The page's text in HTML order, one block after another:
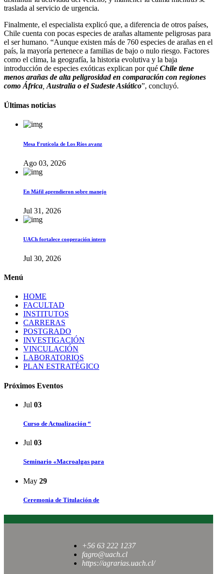
traslada al servicio de urgencia.
Finalmente, el especialista explicó que, a diferencia de otros países,
Chile cuenta con pocas especies de arañas altamente peligrosas para
el ser humano. “Aunque existen más de 760 especies de arañas en el
país, la mayoría pertenece a familias de bajo o nulo riesgo. Factores
como el clima, la geografía, la historia evolutiva y la baja
introducción de especies exóticas explican por qué Chile tiene
menos arañas de alta peligrosidad en comparación con regiones
como África,Australia o el Sudeste Asiático”, concluyó.
Últimas noticias
Mesa Frutícola de Los Ríos avanz
Ago 03, 2026
En Máfil aprendieron sobre manejo
Jul 31, 2026
UACh fortalece cooperación intern
Jul 30, 2026
Menú
HOME
FACULTAD
INSTITUTOS
CARRERAS
POSTGRADO
INVESTIGACIÓN
VINCULACIÓN
LABORATORIOS
PLAN ESTRATÉGICO
Próximos Eventos
Jul 03
Curso de Actualización “
Jul 03
Seminario «Macroalgas para
May 29
Ceremonia de Titulación de
+56 63 222 1237
fagro@uach.cl
https://agrarias.uach.cl/